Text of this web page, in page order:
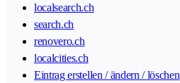
localsearch.ch
search.ch
renovero.ch
localcities.ch
Eintrag erstellen / ändern / löschen